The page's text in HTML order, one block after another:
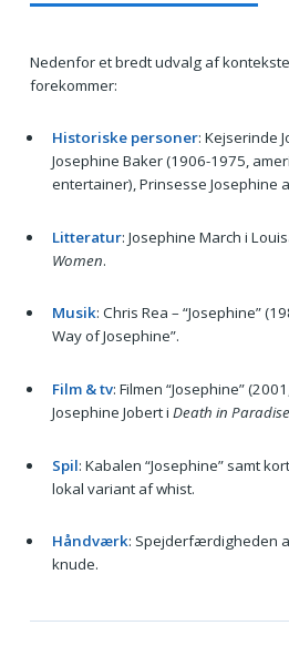
Nedenfor et bredt udvalg af
forekommer:
Historiske personer: Kejserinde
Josephine Baker (1906-1975,
entertainer), Prinsesse Josephine
Litteratur: Josephine March i
Women.
Musik: Chris Rea – “Josephine”
Way of Josephine”.
Film & tv: Filmen “Josephine”
Josephine Jobert i Death in Paradise
Spil: Kabalen “Josephine” samt
lokal variant af whist.
Håndværk: Spejderfærdigheden
knude.